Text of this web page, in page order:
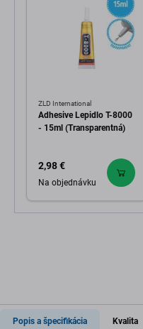
ZLD International
Adhesive Lepidlo T-8000
- 15ml (Transparentná)
2,98 €
Na objednávku
Popis a špecifikácia Kvalita